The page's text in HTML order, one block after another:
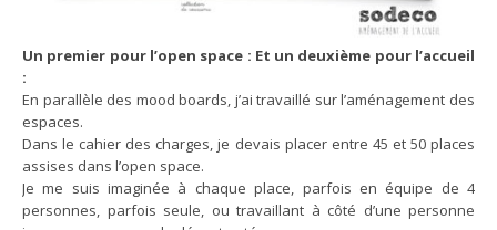
Un premier pour l’open space : Et un deuxième pour l’accueil
:
En parallèle des mood boards, j’ai travaillé sur l’aménagement des
espaces.
Dans le cahier des charges, je devais placer entre 45 et 50 places
assises dans l’open space.
Je me suis imaginée à chaque place, parfois en équipe de 4
personnes, parfois seule, ou travaillant à côté d’une personne